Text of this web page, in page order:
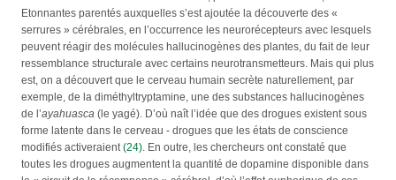
Etonnantes parentés auxquelles s’est ajoutée la découverte des «
serrures » cérébrales, en l’occurrence les neurorécepteurs avec lesquels
peuvent réagir des molécules hallucinogènes des plantes, du fait de leur
ressemblance structurale avec certains neurotransmetteurs. Mais qui plus
est, on a découvert que le cerveau humain secrète naturellement, par
exemple, de la diméthyltryptamine, une des substances hallucinogènes
de l’ayahuasca (le yagé). D’où naît l’idée que des drogues existent sous
forme latente dans le cerveau - drogues que les états de conscience
modifiés activeraient(24). En outre, les chercheurs ont constaté que
toutes les drogues augmentent la quantité de dopamine disponible dans